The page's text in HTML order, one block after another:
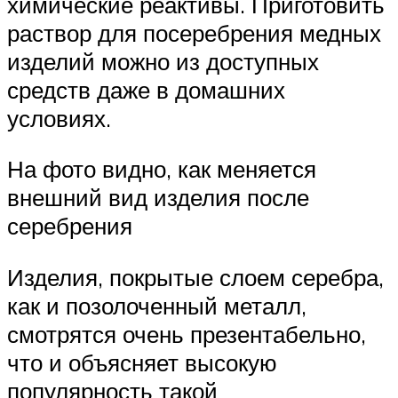
раствор для посеребрения медных
изделий можно из доступных
средств даже в домашних
условиях.
На фото видно, как меняется
внешний вид изделия после
серебрения
Изделия, покрытые слоем серебра,
как и позолоченный металл,
смотрятся очень презентабельно,
что и объясняет высокую
популярность такой